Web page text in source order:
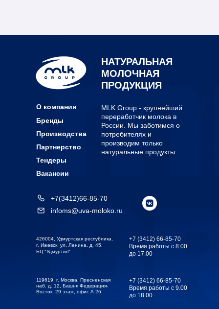
+7(3412)66-85-70
infoms@uva-moloko.ru
НАТУРАЛЬНАЯ
МОЛОЧНАЯ
ПРОДУКЦИЯ
MLK Group - крупнейший
переработчик молока в
России. Мы заботимся о
потребителях и
производим только
натуральные продукты.
Бренды
О компании
Производства
Партнерство
Тендеры
426004, Удмуртская республика,
г. Ижевск, ул. Ленина, д. 45,
БЦ "Удмуртия"
+7 (3412) 66-85-70
Время работы с 8.00
до 17.00
119619, г. Москва, Пресненская
наб. д. 12, Башня Федерация-
Восток, 29 этаж, офис А 26
+7 (3412) 66-85-70
Время работы с 9.00
до 18.00
Вакансии